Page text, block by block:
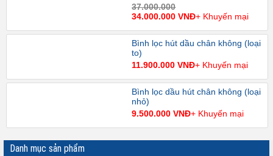
37.000.000
34.000.000 VNĐ+ Khuyến mại
Bình lọc hút dầu chân không (loại
to)
11.900.000 VNĐ+ Khuyến mại
Bình lọc dầu hút chân không (loại
nhỏ)
9.500.000 VNĐ+ Khuyến mại
Danh mục sản phẩm